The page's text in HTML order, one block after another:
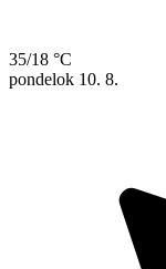
35/18 °C
pondelok 10. 8.